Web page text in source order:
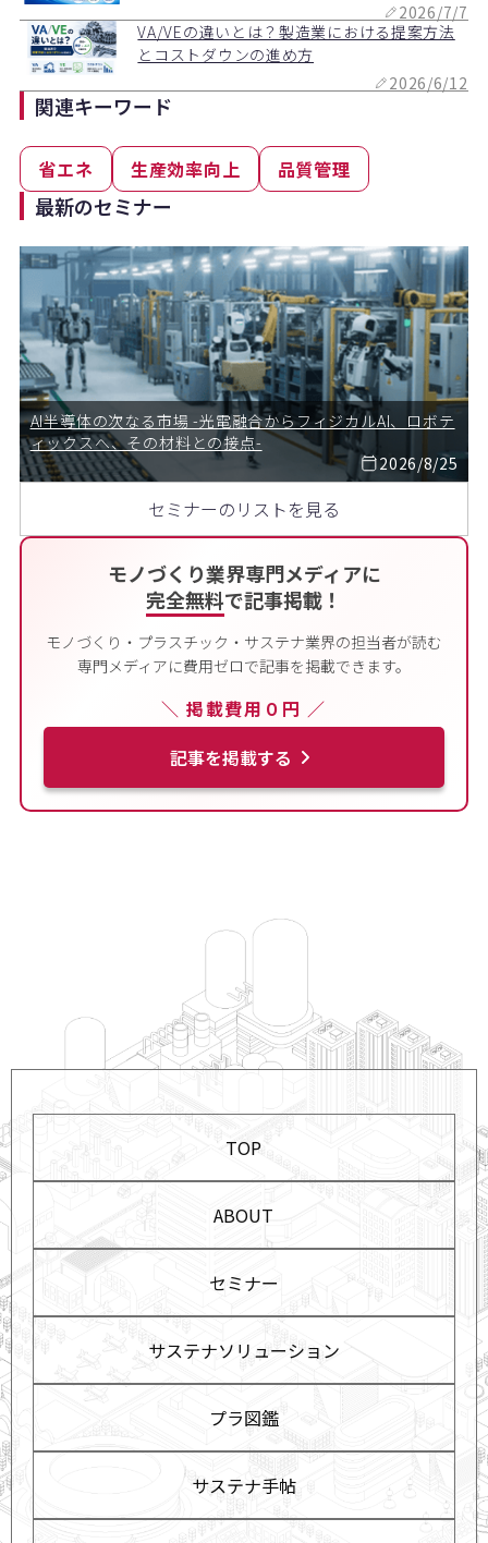
モノづくり業界専門メディアに
完全無料で記事掲載！
モノづくり・プラスチック・サステナ業界の担当者が読む
専門メディアに費用ゼロで記事を掲載できます。
＼ 掲載費用０円 ／
記事を掲載する
2026/7/7
VA/VEの違いとは？製造業における提案方法
とコストダウンの進め方
2026/6/12
関連キーワード
省エネ 生産効率向上 品質管理
最新のセミナー
AI半導体の次なる市場 -光電融合からフィジカルAI、ロボテ
ィックスへ、その材料との接点-
2026/8/25
セミナーのリストを見る
TOP
ABOUT
セミナー
サステナソリューション
プラ図鑑
サステナ手帖